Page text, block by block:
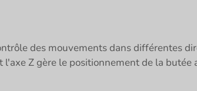
des mouvements dans différentes
Z gère le positionnement de la butée